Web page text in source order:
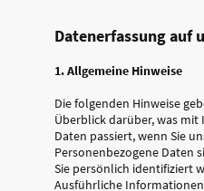
Datenerfassung auf
1. Allgemeine Hinweise
Die folgenden Hinweise
Überblick darüber, was
Daten passiert, wenn Sie
Personenbezogene Daten
Sie persönlich identifiziert
Ausführliche